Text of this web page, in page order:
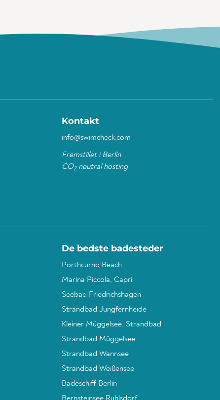
Kontakt
info@swimcheck.com
Fremstillet i Berlin
CO2neutral hosting
De bedste badesteder
Porthcurno Beach
Marina Piccola, Capri
Seebad Friedrichshagen
Strandbad Jungfernheide
Kleiner Müggelsee, Strandbad
Strandbad Müggelsee
Strandbad Wannsee
Strandbad Weißensee
Badeschiff Berlin